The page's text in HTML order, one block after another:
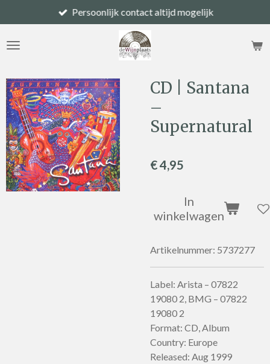
direct
naar
Persoonlijk contact altijd mogelijk
CD | Santana
–
Supernatural
€ 4,95
In
winkelwagen
Artikelnummer: 5737277
Label: Arista – 07822
19080 2, BMG – 07822
19080 2
Format: CD, Album
Country: Europe
Released: Aug 1999